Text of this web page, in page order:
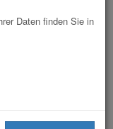
Daten finden Sie in